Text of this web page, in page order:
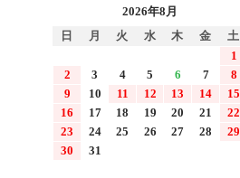
2026年8月
日
月 火 水 木 金
土
1
2
3 4 5 6 7
8
9
10 11 12 13 14
15
16
17 18 19 20 21
22
23
24 25 26 27 28
29
30
31